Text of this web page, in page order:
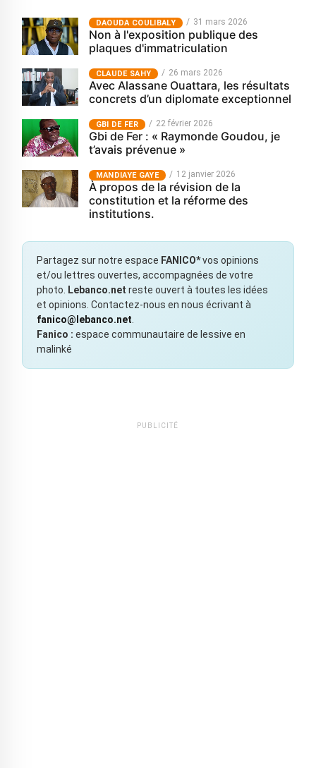
‎DAOUDA COULIBALY 31 mars 2026
Non à l'exposition publique des
plaques d'immatriculation
CLAUDE SAHY 26 mars 2026
Avec Alassane Ouattara, les résultats
concrets d’un diplomate exceptionnel
GBI DE FER 22 février 2026
Gbi de Fer : « Raymonde Goudou, je
t’avais prévenue »
MANDIAYE GAYE 12 janvier 2026
À propos de la révision de la
constitution et la réforme des
institutions.
Partagez sur notre espace FANICO*vos opinions
et/ou lettres ouvertes, accompagnées de votre
photo. Lebanco.net reste ouvert à toutes les idées
et opinions. Contactez-nous en nous écrivant à
fanico@lebanco.net
Fanico : espace communautaire de lessive en
malinké
PUBLICITÉ